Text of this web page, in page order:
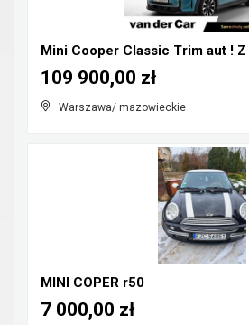
Warszawa/ mazowieckie
109 900,00 zł
MINI COPER r50
7 000,00 zł